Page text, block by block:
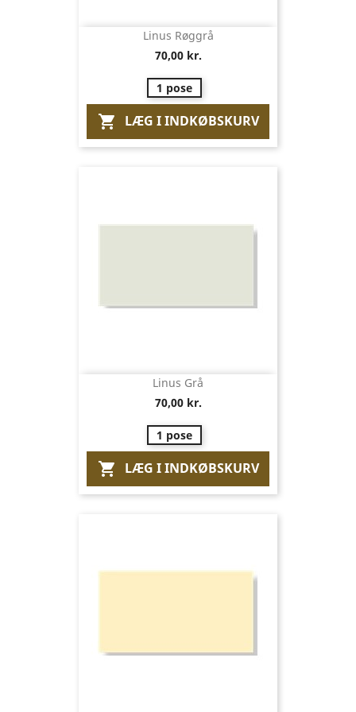
Linus Røggrå
70,00 kr.
1 pose
 LÆG I INDKØBSKURV
Linus Grå
70,00 kr.
1 pose
 LÆG I INDKØBSKURV